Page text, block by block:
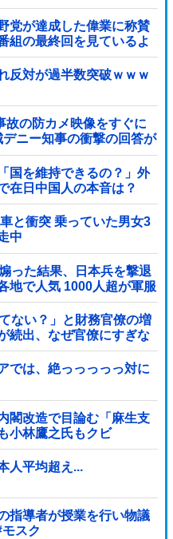
党が達成した偉業に称賛
組の最終回を見ているよ
反対が過半数突破ｗｗｗ
故の防カメ映像をすぐに
ニー知事の衝撃の回答が
ｗｗｗｗｗ
国を維持できるの？」外
在日中国人の本音は？
と衝突 乗っていた男女3
中
った結果、日本兵を撃退
地で人気 1000人超が軍服
ない？」と財務官僚の増
続出、なぜ官僚にすぎな
では、絶っっっっっ対に
閣改造で目論む「麻生支
小林鷹之氏もクビ
人平均超え...
指導者が授業を行い物議
教 #モスク